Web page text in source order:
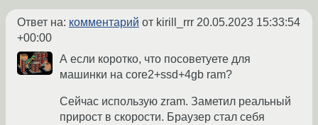
Ответ на: комментарий от kirill_rrr 20.05.2023 15:33:54
+00:00
А если коротко, что посоветуете для
машинки на core2+ssd+4gb ram?
Сейчас использую zram. Заметил реальный
прирост в скорости. Браузер стал себя